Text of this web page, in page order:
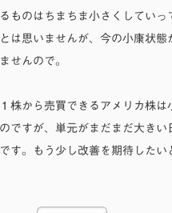
ものはちまちま小さくしていっ
は思いませんが、今の小康状態
せんので。
株から売買できるアメリカ株は
ですが、単元がまだまだ大きい
す。もう少し改善を期待したい